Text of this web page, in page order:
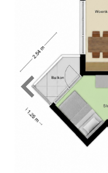
hetzelfde
makkelijk en
absolute
26-08-2025
10 TINO
Charles
verkoop van